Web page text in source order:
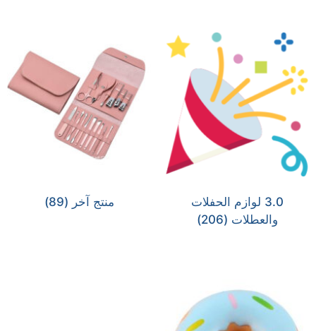
3.0 لوازم الحفلات
والعطلات (206)
منتج آخر (89)